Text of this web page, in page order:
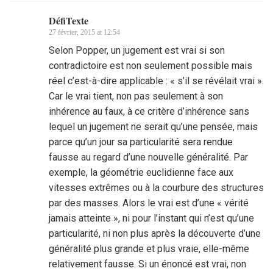
DéfiTexte
27 février, 2015 at 12:54
Selon Popper, un jugement est vrai si son
contradictoire est non seulement possible mais
réel c’est-à-dire applicable : « s’il se révélait vrai ».
Car le vrai tient, non pas seulement à son
inhérence au faux, à ce critère d’inhérence sans
lequel un jugement ne serait qu’une pensée, mais
parce qu’un jour sa particularité sera rendue
fausse au regard d’une nouvelle généralité. Par
exemple, la géométrie euclidienne face aux
vitesses extrêmes ou à la courbure des structures
par des masses. Alors le vrai est d’une « vérité
jamais atteinte », ni pour l’instant qui n’est qu’une
particularité, ni non plus après la découverte d’une
généralité plus grande et plus vraie, elle-même
relativement fausse. Si un énoncé est vrai, non